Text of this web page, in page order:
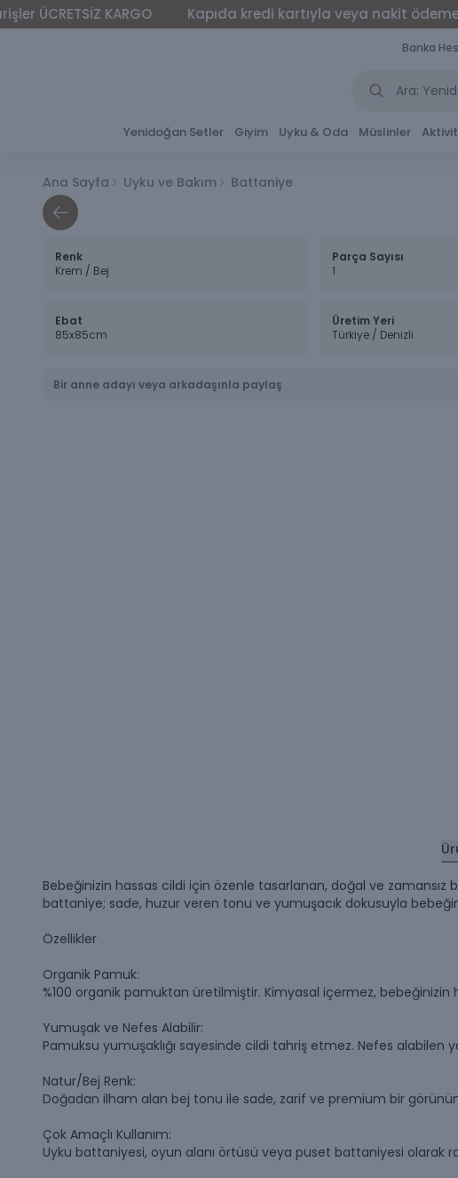
KARGO Kapıda kredi kartıyla veya nakit ödeme
Banka
Yenidoğan Setler Giyim Uyku & Oda Müslinler
Ana Sayfa Uyku ve Bakım Battaniye
Renk
Krem / Bej
Parça Sayısı
1
Ebat
85x85cm
Üretim Yeri
Türkiye / Denizli
Bir anne adayı veya arkadaşınla paylaş
Bebeğinizin hassas cildi için özenle tasarlanan, doğal ve
battaniye; sade, huzur veren tonu ve yumuşacık dokusuyla
Özellikler
Organik Pamuk:
%100 organik pamuktan üretilmiştir. Kimyasal içermez,
Yumuşak ve Nefes Alabilir:
Pamuksu yumuşaklığı sayesinde cildi tahriş etmez. Nefes alabilen
Natur/Bej Renk:
Doğadan ilham alan bej tonu ile sade, zarif ve premium bir
Çok Amaçlı Kullanım:
Uyku battaniyesi, oyun alanı örtüsü veya puset battaniyesi olarak